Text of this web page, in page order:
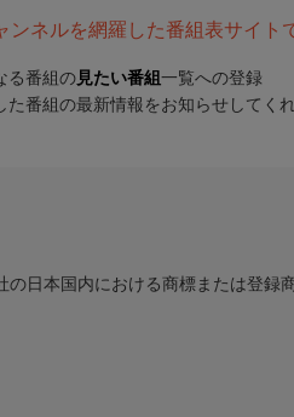
ネルを網羅した番組表サイト
る番組の 見たい番組 一覧への登録
た番組の最新情報をお知らせしてく
日本国内における商標または登録商